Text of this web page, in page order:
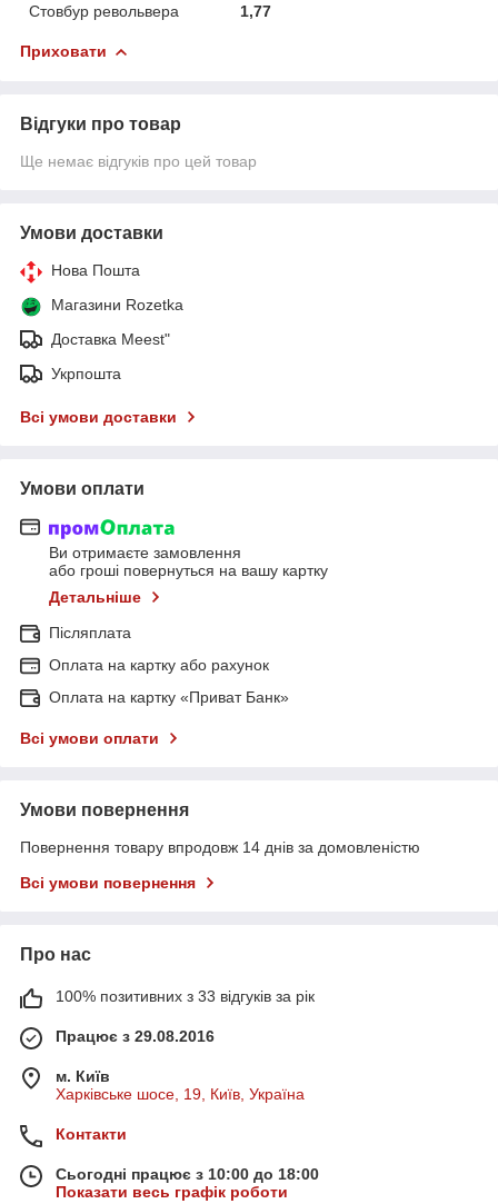
Стовбур револьвера
1,77
Приховати
Відгуки про товар
Ще немає відгуків про цей товар
Умови доставки
Нова Пошта
Магазини Rozetka
Доставка Meest"
Укрпошта
Всі умови доставки
Умови оплати
Ви отримаєте замовлення
або гроші повернуться на вашу картку
Детальніше
Післяплата
Оплата на картку або рахунок
Оплата на картку «Приват Банк»
Всі умови оплати
Умови повернення
Повернення товару впродовж 14 днів за домовленістю
Всі умови повернення
Про нас
100% позитивних з 33 відгуків за рік
Працює з 29.08.2016
м. Київ
Харківське шосе, 19, Київ, Україна
Контакти
Сьогодні працює з 10:00 до 18:00
Показати весь графік роботи